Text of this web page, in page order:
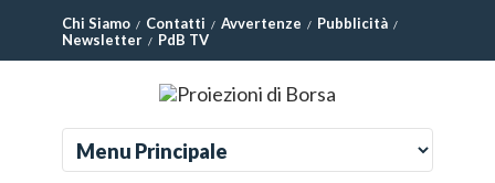
Chi Siamo Contatti Avvertenze
Pubblicità
Newsletter
PdB TV